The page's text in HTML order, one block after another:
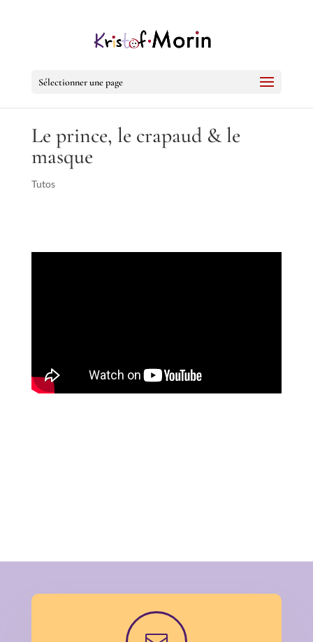
Sélectionner une page
Le prince, le crapaud & le
masque
Tutos